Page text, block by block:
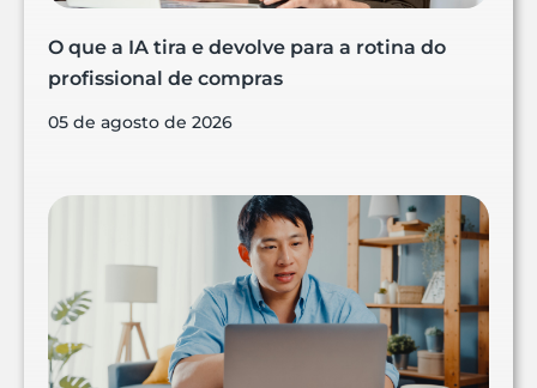
O que a IA tira e devolve para a rotina do
profissional de compras
05 de agosto de 2026